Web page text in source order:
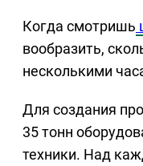
Когда смотришь
вообразить,
несколькими
Для создания
35 тонн
техники. Над